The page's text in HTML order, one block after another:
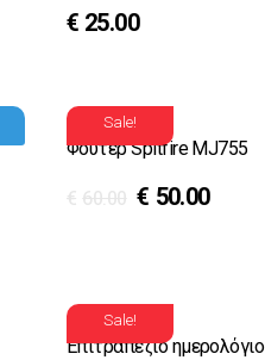
€ 25.00
Sale!
Φούτερ Spitfire MJ755
€ 60.00 € 50.00
Sale!
Επιτραπέζιο ημερολόγιο